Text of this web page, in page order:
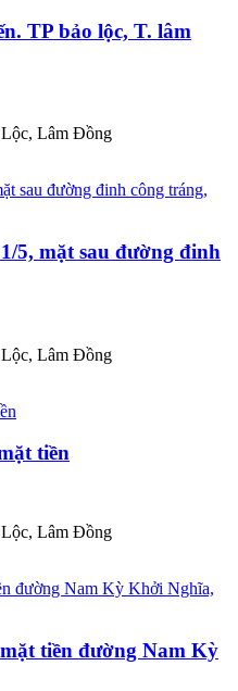
TP bảo lộc, T. lâm
Lộc, Lâm Đồng
5, mặt sau đường đinh
Lộc, Lâm Đồng
tiền
Lộc, Lâm Đồng
tiền đường Nam Kỳ